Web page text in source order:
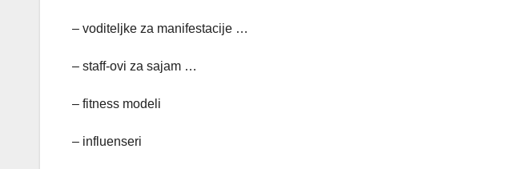
– voditeljke za manifestacije …
– staff-ovi za sajam …
– fitness modeli
– influenseri